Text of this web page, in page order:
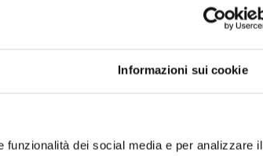
Informazioni sui cookie
dei social media e per analizzare il